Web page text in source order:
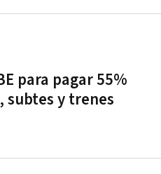
para pagar 55%
subtes y trenes